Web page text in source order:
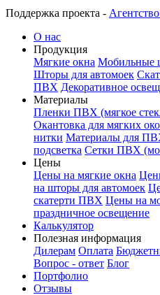
Поддержка проекта -
О нас
Продукция
Мягкие окна Мобильные
Шторы для автомоек
ПВХ Декоративное
Материалы
Пленки ПВХ (мягкое
Окантовка для мягких
нитки Материалы для
подсветка Сетки ПВХ
Цены
Цены на мягкие окна
на шторы для автомоек
скатерти ПВХ Цены на
праздничное освещение
Калькулятор
Полезная информация
Дилерам Оплата
Вопрос - ответ Блог
Портфолио
Отзывы